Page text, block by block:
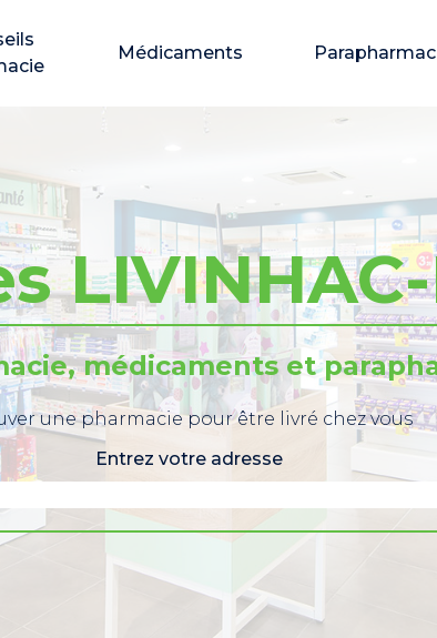
Médicaments
médicaments et
une pharmacie pour être livré chez vous
Entrez votre adresse